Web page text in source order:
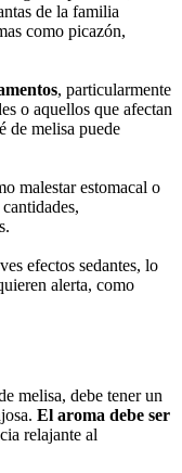
de la familia
como picazón,
, particularmente
o aquellos que afectan
de melisa puede
malestar estomacal o
efectos sedantes, lo
alerta, como
melisa, debe tener un
El aroma debe ser
relajante al